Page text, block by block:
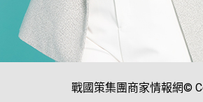
戰國策集團商家情報網©